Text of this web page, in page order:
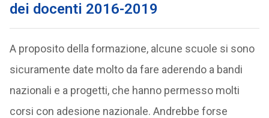
dei docenti 2016-2019
A proposito della formazione, alcune scuole si sono
sicuramente date molto da fare aderendo a bandi
nazionali e a progetti, che hanno permesso molti
corsi con adesione nazionale. Andrebbe forse